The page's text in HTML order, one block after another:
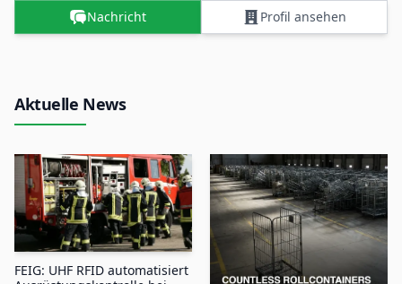
Nachricht
Profil ansehen
Aktuelle News
FEIG: UHF RFID automatisiert